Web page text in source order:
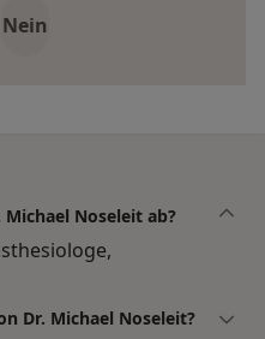
Nein
Noseleit ab?
Dr. Michael Noseleit?